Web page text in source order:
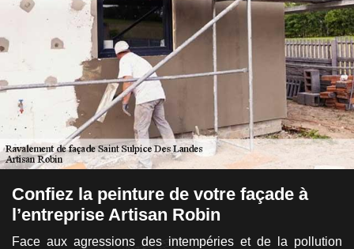
Confiez la peinture de votre façade à
l’entreprise Artisan Robin
Face aux agressions des intempéries et de la pollution